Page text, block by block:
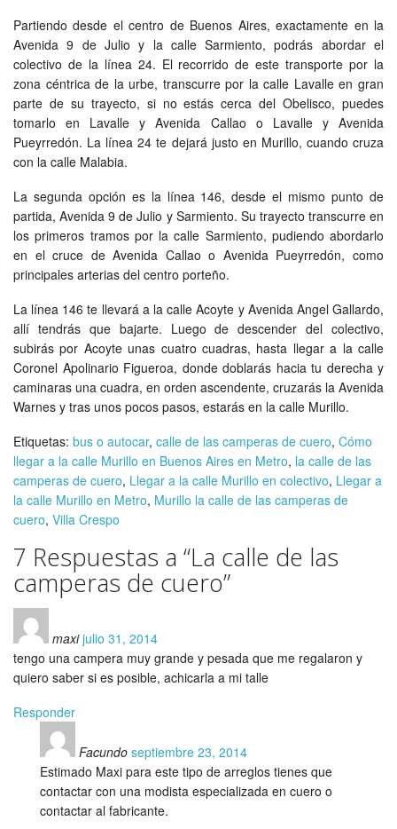
Partiendo desde el centro de Buenos Aires, exactamente en la
Avenida 9 de Julio y la calle Sarmiento, podrás abordar el
colectivo de la línea 24. El recorrido de este transporte por la
zona céntrica de la urbe, transcurre por la calle Lavalle en gran
parte de su trayecto, si no estás cerca del Obelisco, puedes
tomarlo en Lavalle y Avenida Callao o Lavalle y Avenida
Pueyrredón. La línea 24 te dejará justo en Murillo, cuando cruza
con la calle Malabia.
La segunda opción es la línea 146, desde el mismo punto de
partida, Avenida 9 de Julio y Sarmiento. Su trayecto transcurre en
los primeros tramos por la calle Sarmiento, pudiendo abordarlo
en el cruce de Avenida Callao o Avenida Pueyrredón, como
principales arterias del centro porteño.
La línea 146 te llevará a la calle Acoyte y Avenida Angel Gallardo,
allí tendrás que bajarte. Luego de descender del colectivo,
subirás por Acoyte unas cuatro cuadras, hasta llegar a la calle
Coronel Apolinario Figueroa, donde doblarás hacia tu derecha y
caminaras una cuadra, en orden ascendente, cruzarás la Avenida
Warnes y tras unos pocos pasos, estarás en la calle Murillo.
Etiquetas: bus o autocar, calle de las camperas de cuero, Cómo
llegar a la calle Murillo en Buenos Aires en Metro, la calle de las
camperas de cuero, Llegar a la calle Murillo en colectivo, Llegar a
la calle Murillo en Metro, Murillo la calle de las camperas de
cuero, Villa Crespo
7 Respuestas a “La calle de las
camperas de cuero”
maxi julio 31, 2014
tengo una campera muy grande y pesada que me regalaron y
quiero saber si es posible, achicarla a mi talle
Responder
Facundo septiembre 23, 2014
Estimado Maxi para este tipo de arreglos tienes que
contactar con una modista especializada en cuero o
contactar al fabricante.